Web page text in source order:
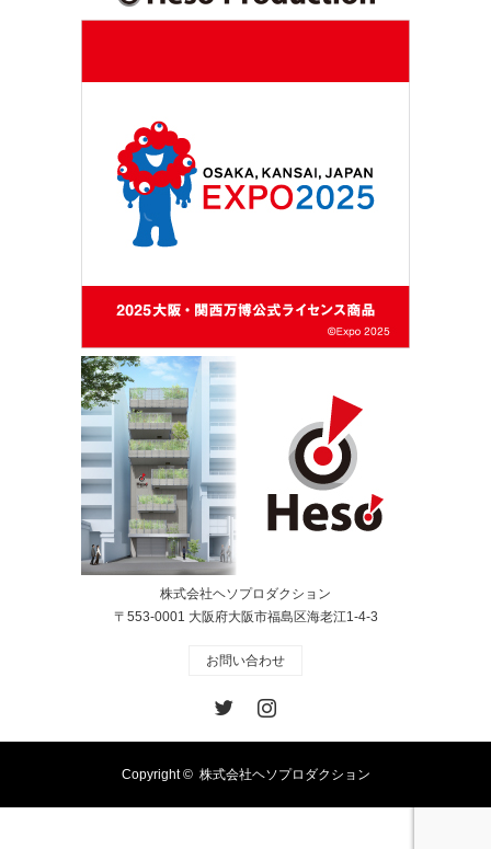
株式会社ヘソプロダクション
〒553-0001 大阪府大阪市福島区海老江1-4-3
お問い合わせ
Copyright © 株式会社ヘソプロダクション